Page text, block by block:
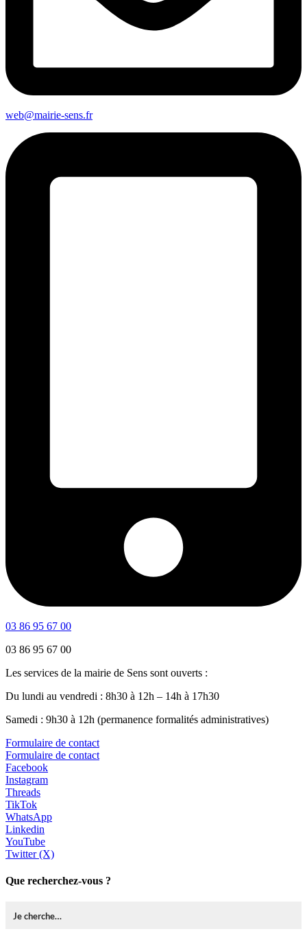
web@mairie-sens.fr
03 86 95 67 00
03 86 95 67 00
Les services de la mairie de Sens sont ouverts :
Du lundi au vendredi : 8h30 à 12h – 14h à 17h30
Samedi : 9h30 à 12h (permanence formalités administratives)
Formulaire de contact
Formulaire de contact
Facebook
Instagram
Threads
TikTok
WhatsApp
Linkedin
YouTube
Twitter (X)
Que recherchez-vous ?